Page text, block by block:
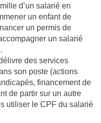
d’un salarié en
un enfant de
un permis de
un salarié
des services
son poste (actions
financement de
de partir sur un autre
utiliser le CPF du salarié